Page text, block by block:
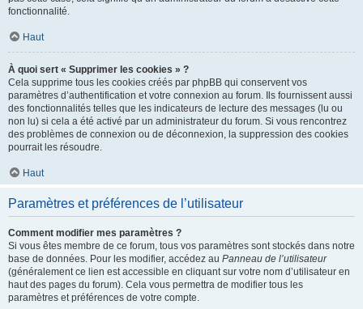
fonctionnalité.
Haut
À quoi sert « Supprimer les cookies » ?
Cela supprime tous les cookies créés par phpBB qui conservent vos
paramètres d’authentification et votre connexion au forum. Ils fournissent aussi
des fonctionnalités telles que les indicateurs de lecture des messages (lu ou
non lu) si cela a été activé par un administrateur du forum. Si vous rencontrez
des problèmes de connexion ou de déconnexion, la suppression des cookies
pourrait les résoudre.
Haut
Paramètres et préférences de l’utilisateur
Comment modifier mes paramètres ?
Si vous êtes membre de ce forum, tous vos paramètres sont stockés dans notre
base de données. Pour les modifier, accédez au Panneau de l’utilisateur
(généralement ce lien est accessible en cliquant sur votre nom d’utilisateur en
haut des pages du forum). Cela vous permettra de modifier tous les
paramètres et préférences de votre compte.